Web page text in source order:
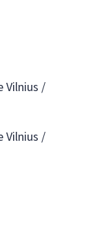
Vilnius /
Vilnius /